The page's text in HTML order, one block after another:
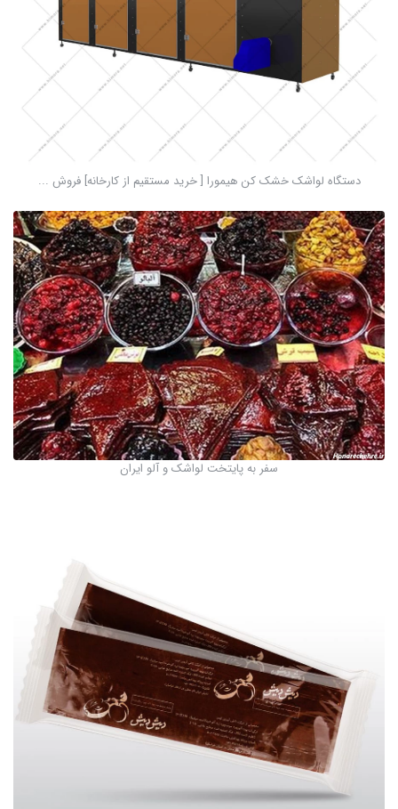
دستگاه لواشک خشک کن هیمورا [ خرید مستقیم از کارخانه] فروش ...
سفر به پایتخت لواشک و آلو ایران